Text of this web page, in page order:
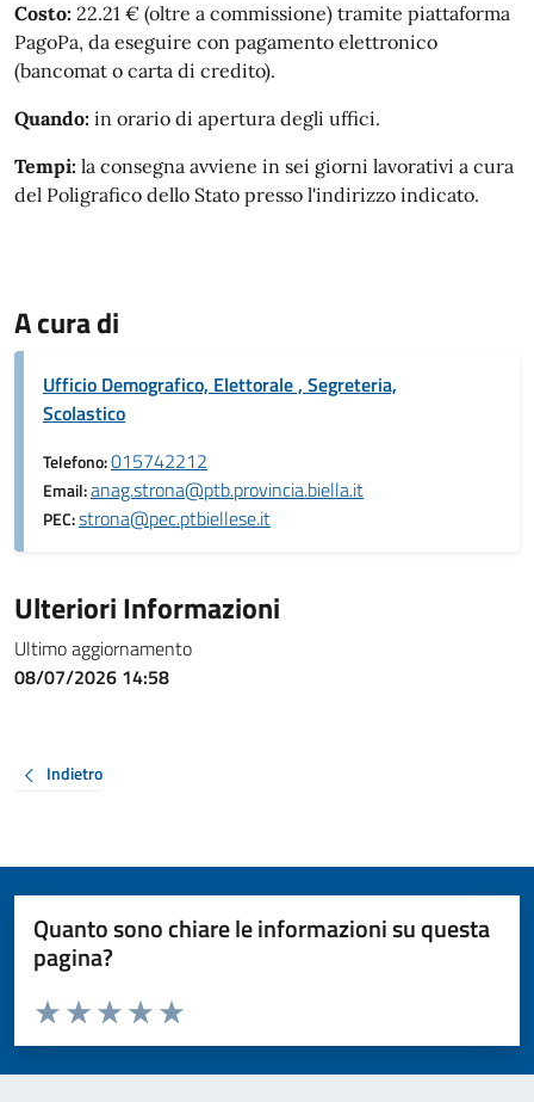
Costo: 22.21 € (oltre a commissione) tramite piattaforma
PagoPa, da eseguire con pagamento elettronico
(bancomat o carta di credito).
Quando: in orario di apertura degli uffici.
Tempi: la consegna avviene in sei giorni lavorativi a cura
del Poligrafico dello Stato presso l'indirizzo indicato.
A cura di
Ufficio Demografico, Elettorale , Segreteria,
Scolastico
Telefono:015742212
Email:anag.strona@ptb.provincia.biella.it
PEC:strona@pec.ptbiellese.it
Ulteriori Informazioni
Ultimo aggiornamento
08/07/2026 14:58
Indietro
Quanto sono chiare le informazioni su questa
pagina?
Valuta da 1 a 5 stelle la pagina
Valuta 5 stelle su 5
Valuta 4 stelle su 5
Valuta 3 stelle su 5
Valuta 2 stelle su 5
Valuta 1 stelle su 5